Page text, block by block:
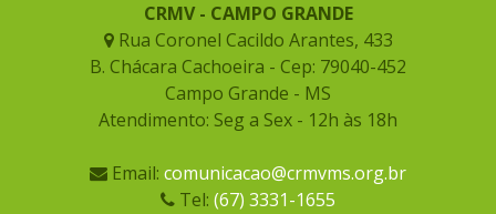
CRMV - CAMPO GRANDE
Rua Coronel Cacildo Arantes, 433
B. Chácara Cachoeira - Cep: 79040-452
Campo Grande - MS
Atendimento: Seg a Sex - 12h às 18h
Email: comunicacao@crmvms.org.br
Tel: (67) 3331-1655